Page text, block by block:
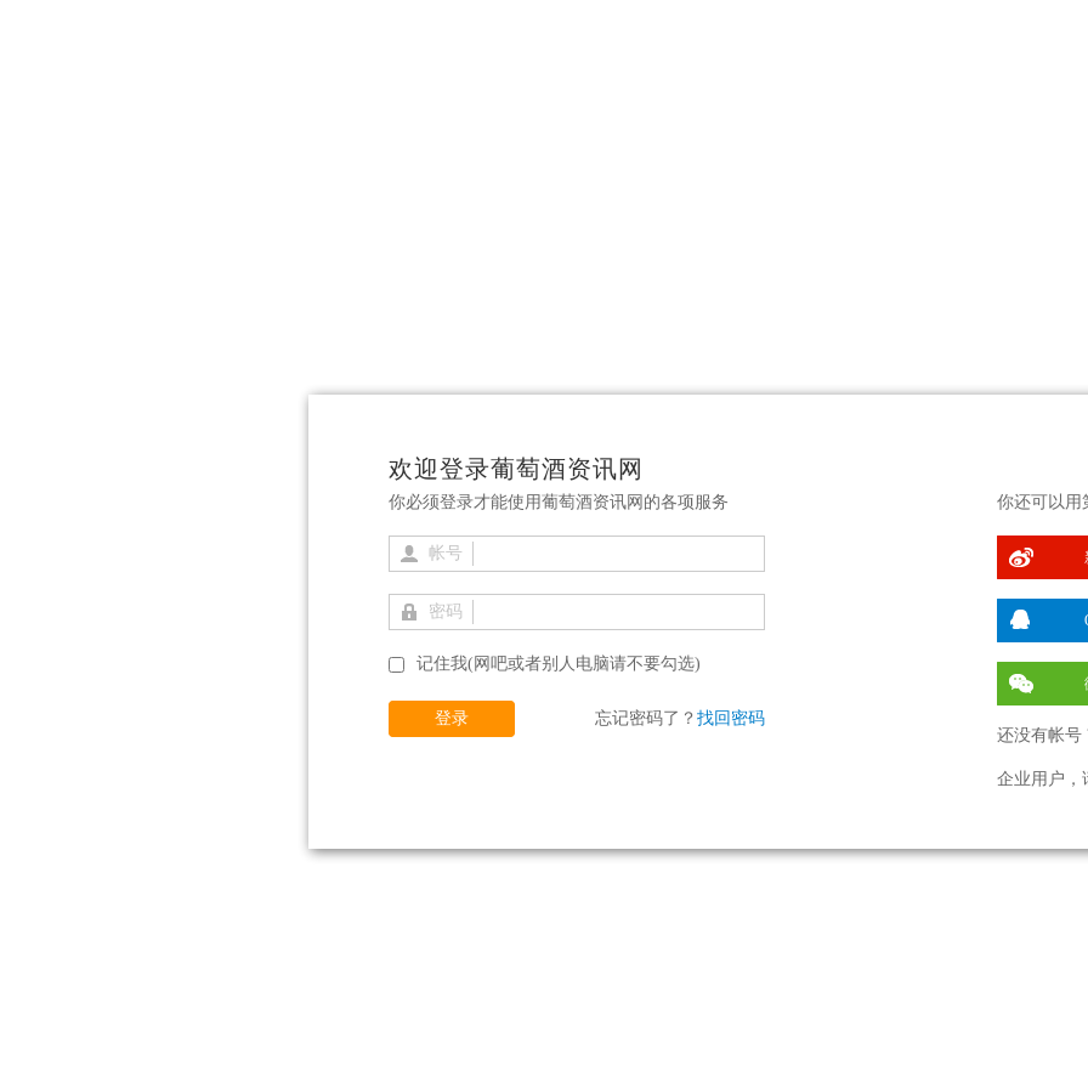
欢迎登录葡萄酒资讯网
你必须登录才能使用葡萄酒资讯网的各项服务
帐号
密码
记住我(网吧或者别人电脑请不要勾选)
登录 忘记密码了？ 找回密码
你还可以用
还没有帐号
企业用户，